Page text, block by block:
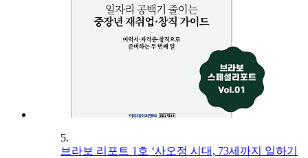
5.
브라보 리포트 1호 ‘사오정 시대, 73세까지 일하기